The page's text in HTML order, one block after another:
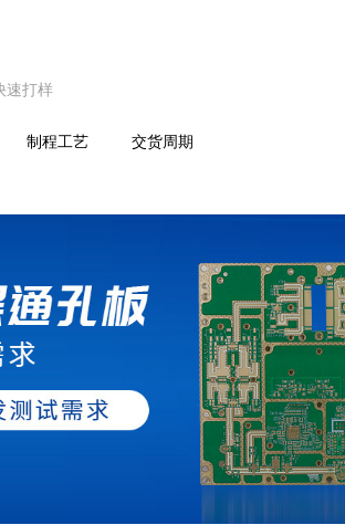
速打样
制程工艺 交货周期